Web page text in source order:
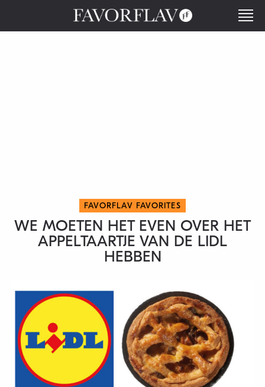
FAVORFLAV FAVORITES
WE MOETEN HET EVEN OVER HET
APPELTAARTJE VAN DE LIDL
HEBBEN